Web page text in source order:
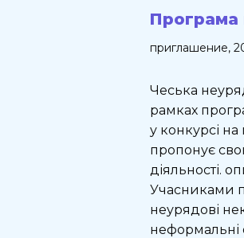
Програма
приглашение,
Чеська
рамках
у конкурсі на
пропонує
діяльності.
Учасниками
неурядові
неформальні